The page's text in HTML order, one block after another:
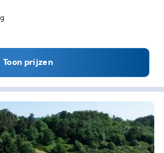
Toon prijzen